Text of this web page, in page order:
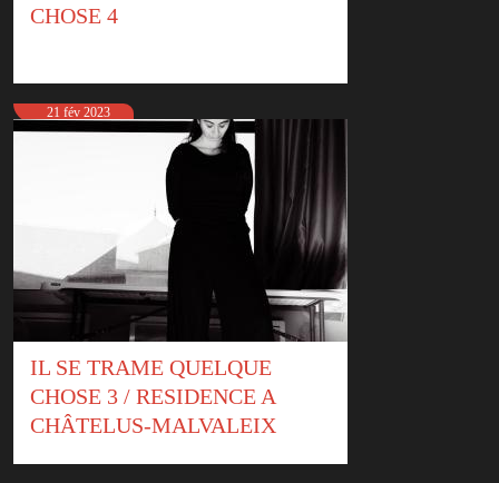
CHOSE 4
21 fév 2023
IL SE TRAME QUELQUE
CHOSE 3 / RESIDENCE A
CHÂTELUS-MALVALEIX